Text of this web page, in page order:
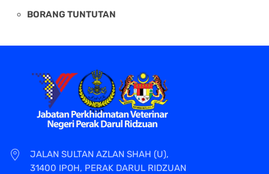
BORANG TUNTUTAN
JALAN SULTAN AZLAN SHAH (U),
31400 IPOH, PERAK DARUL RIDZUAN